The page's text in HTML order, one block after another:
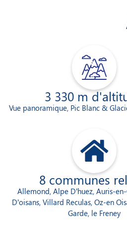
3 330 m
Vue panoramique, Pic Blanc &
8 communes
Allemond, Alpe D’huez, Auris-
D’oisans, Villard Reculas, Oz-en
Garde, le Freney